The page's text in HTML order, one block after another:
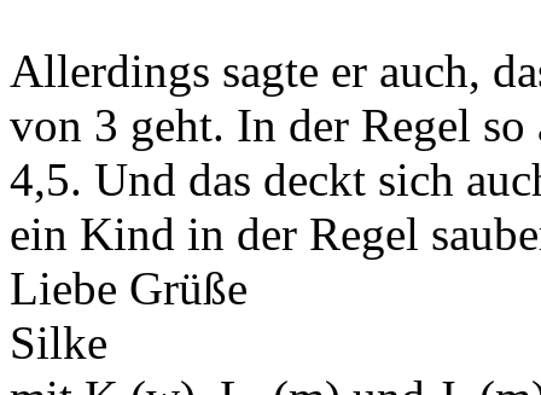
Allerdings sagte er auch,
von 3 geht. In der Regel
4,5. Und das deckt sich
ein Kind in der Regel
Liebe Grüße
Silke